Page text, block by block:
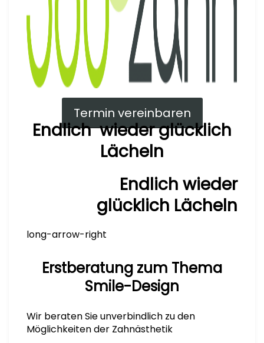
Termin vereinbaren
Endlich wieder glücklich
Lächeln
Endlich wieder
glücklich Lächeln
long-arrow-right
Erstberatung zum Thema
Smile-Design
Wir beraten Sie unverbindlich zu den
Möglichkeiten der Zahnästhetik